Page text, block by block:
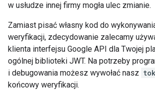
w usłudze innej firmy mogła ulec zmianie.
Zamiast pisać własny kod do
weryfikacji, zdecydowanie zalecamy
klienta interfejsu Google API dla Twojej
ogólnej biblioteki JWT. Na potrzeby
i debugowania możesz wywołać nasz
końcowy weryfikacji.